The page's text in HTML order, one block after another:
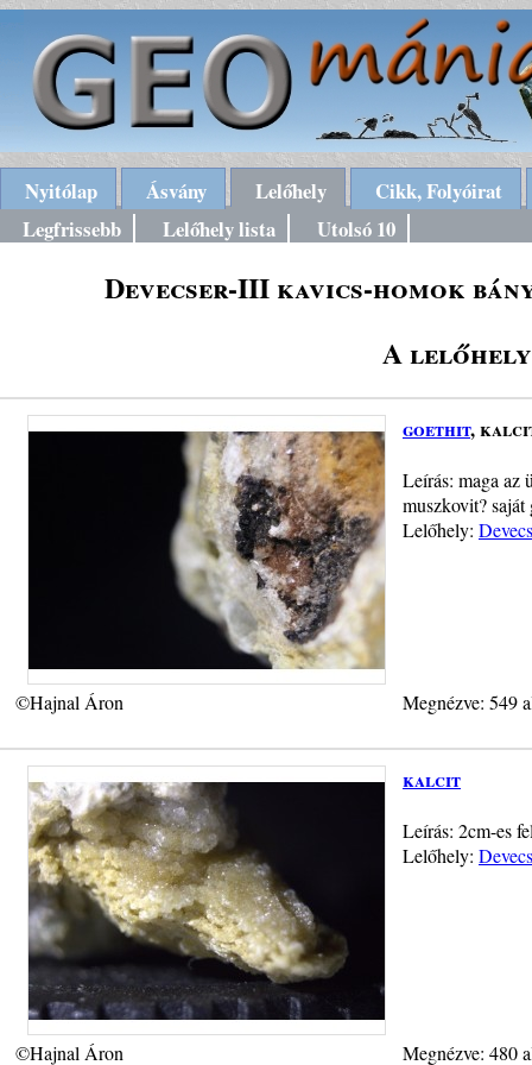
Nyitólap Ásvány Lelőhely
Cikk, Folyóirat
Legfrissebb
Lelőhely lista Utolsó 10
Devecser-III kavics-homok
A lelőhely
goethit,
Leírás: maga az
muszkovit?
Lelőhely:
©Hajnal Áron Megnézve: 549
kalcit
Leírás: 2cm-es
Lelőhely:
©Hajnal Áron Megnézve: 480